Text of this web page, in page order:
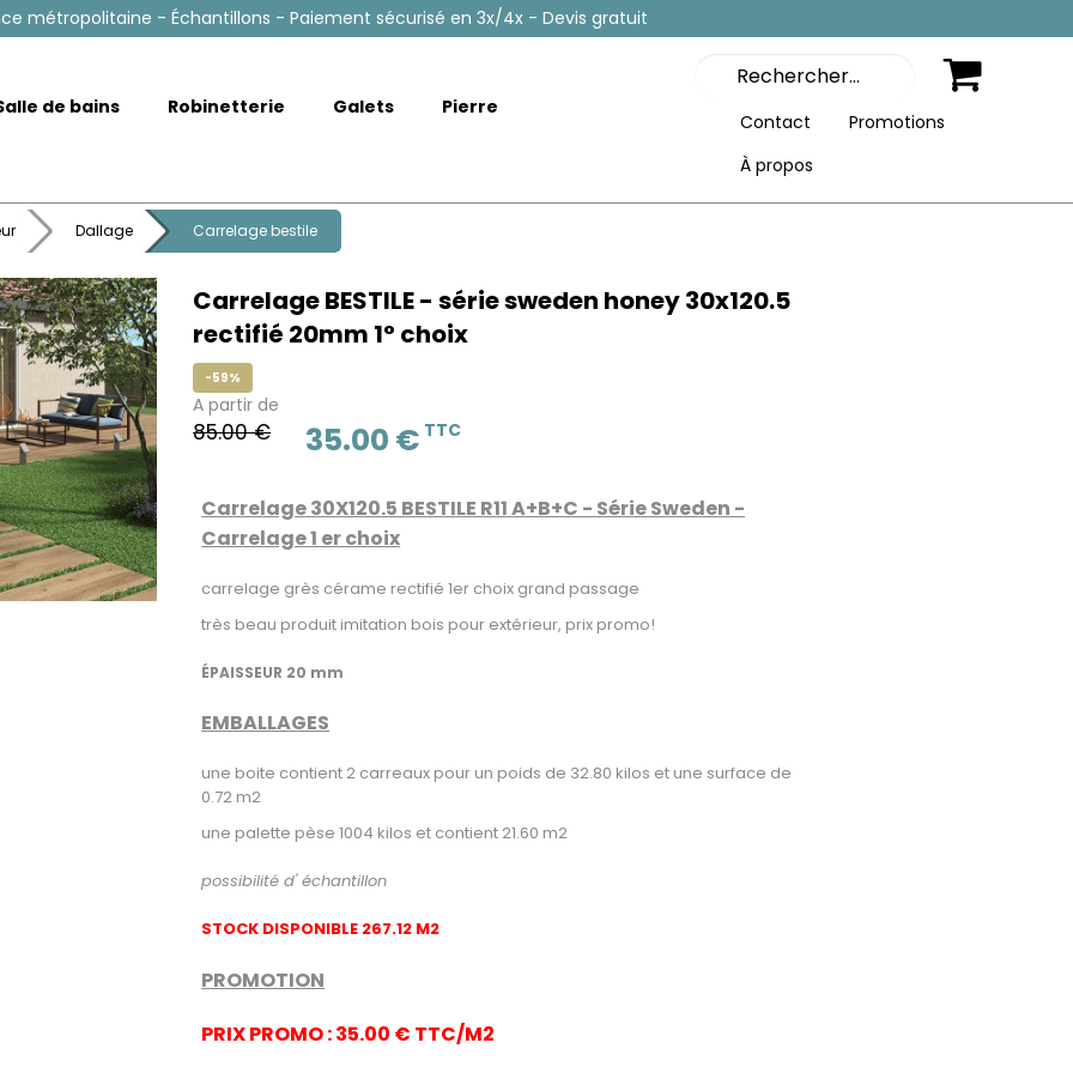
métropolitaine - Échantillons - Paiement sécurisé en 3x/4x - Devis gratuit
de bains Robinetterie Galets Pierre
Contact
Promotions
À propos
Dallage Carrelage bestile
Carrelage BESTILE - série sweden honey 30x120.5
rectifié 20mm 1° choix
-59%
A partir de
85.00 € 35.00 € TTC
Carrelage 30X120.5 BESTILE R11 A+B+C - Série Sweden -
Carrelage 1 er choix
carrelage grès cérame rectifié 1er choix grand passage
très beau produit imitation bois pour extérieur, prix promo!
ÉPAISSEUR 20 mm
EMBALLAGES
une boite contient 2 carreaux pour un poids de 32.80 kilos et une surface de
0.72 m2
une palette pèse 1004 kilos et contient 21.60 m2
possibilité d' échantillon
STOCK DISPONIBLE 267.12 M2
PROMOTION
PRIX PROMO : 35.00 € TTC/M2